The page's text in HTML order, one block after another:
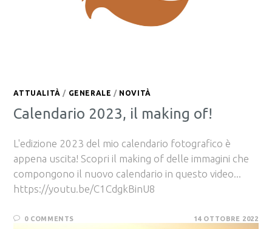
ATTUALITÀ / GENERALE / NOVITÀ
Calendario 2023, il making of!
L'edizione 2023 del mio calendario fotografico è
appena uscita! Scopri il making of delle immagini che
compongono il nuovo calendario in questo video...
https://youtu.be/C1CdgkBinU8
0 COMMENTS 14 OTTOBRE 2022